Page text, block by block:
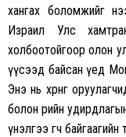
хангах боломжийг
Израил Улс
холбоотойгоор олон
үүсээд байсан үед
Энэ нь хөрөнгө
болон өрийн
үнэлгээ өгч